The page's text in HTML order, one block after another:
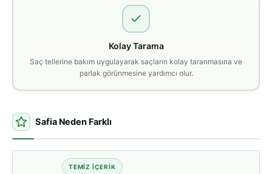
Kolay Tarama
Saç tellerine bakım uygulayarak saçların kolay taranmasına ve
parlak görünmesine yardımcı olur.
Safia Neden Farklı
TEMIZ İÇERIK